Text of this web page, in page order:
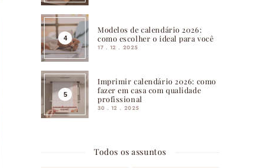
Modelos de calendário 2026:
como escolher o ideal para você
17 . 12 . 2025
Imprimir calendário 2026: como
fazer em casa com qualidade
profissional
30 . 12 . 2025
Todos os assuntos